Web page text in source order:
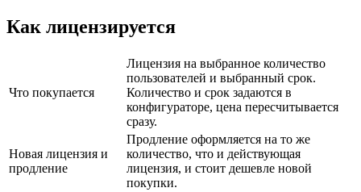
Как лицензируется
Что покупается
Лицензия на выбранное количество
пользователей и выбранный срок.
Количество и срок задаются в
конфигураторе, цена пересчитывается
сразу.
Новая лицензия и
продление
Продление оформляется на то же
количество, что и действующая
лицензия, и стоит дешевле новой
покупки.